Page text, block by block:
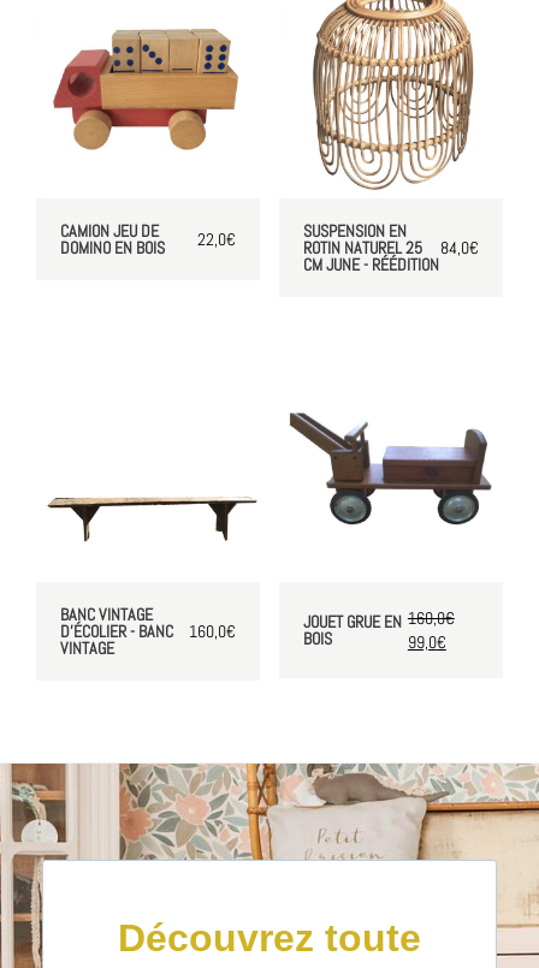
CAMION JEU DE
DOMINO EN BOIS 22,0€ SUSPENSION EN
ROTIN NATUREL 25
CM JUNE - RÉÉDITION
84,0€
BANC VINTAGE
D'ÉCOLIER - BANC
VINTAGE
160,0€ JOUET GRUE EN
BOIS
160,0€
99,0€